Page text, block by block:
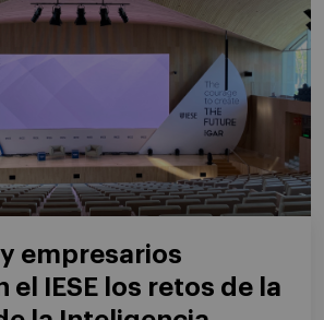
empresarios
el IESE los retos de la